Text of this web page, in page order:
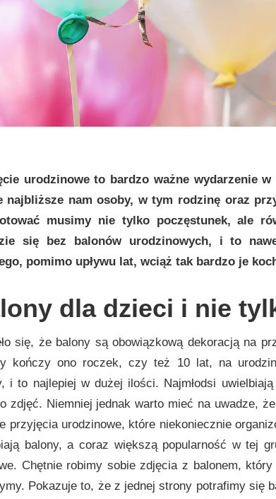
urodzinowe to bardzo ważne wydarzenie
najbliższe nam osoby, w tym rodzinę oraz
musimy nie tylko poczęstunek, ale
się bez balonów urodzinowych, i to
pomimo upływu lat, wciąż tak bardzo je
dla dzieci i nie
się, że balony są obowiązkową dekoracją na
kończy ono roczek, czy też 10 lat, na
i to najlepiej w dużej ilości. Najmłodsi
zdjęć. Niemniej jednak warto mieć na uwadze,
przyjęcia urodzinowe, które niekoniecznie
balony, a coraz większą popularność w tej
Chętnie robimy sobie zdjęcia z balonem,
Pokazuje to, że z jednej strony potrafimy się